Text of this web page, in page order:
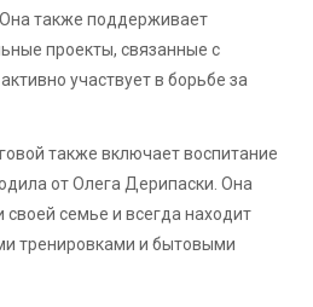
также поддерживает
проекты, связанные с
участвует в борьбе за
также включает воспитание
от Олега Дерипаски. Она
семье и всегда находит
тренировками и бытовыми